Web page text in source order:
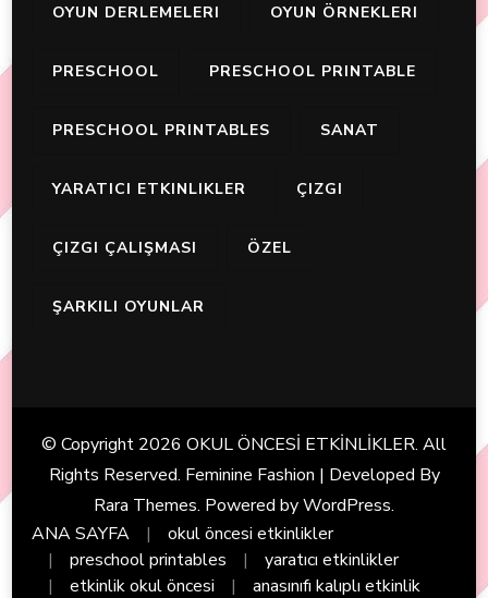
OYUN DERLEMELERI OYUN ÖRNEKLERI
PRESCHOOL PRESCHOOL PRINTABLE
PRESCHOOL PRINTABLES SANAT
YARATICI ETKINLIKLER ÇIZGI
ÇIZGI ÇALIŞMASI ÖZEL
ŞARKILI OYUNLAR
© Copyright 2026 OKUL ÖNCESİ ETKİNLİKLER. All
Rights Reserved. Feminine Fashion | Developed By
Rara Themes. Powered byWordPress.
ANA SAYFA
okul öncesi etkinlikler
preschool printables
yaratıcı etkinlikler
etkinlik okul öncesi
anasınıfı kalıplı etkinlik